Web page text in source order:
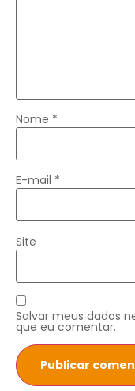
Nome *
E-mail *
Site
Salvar meus dados
que eu comentar.